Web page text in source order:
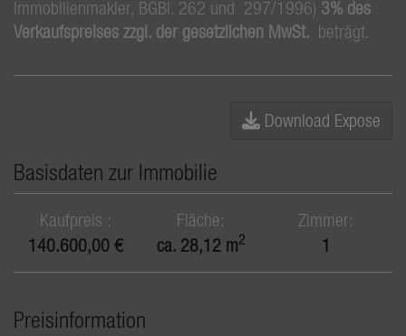
Immobilienmakler, BGBl. 262 und 297/1996) 3% des
Verkaufspreises zzgl. der gesetzlichen MwSt. beträgt.
Download Expose
Basisdaten zur Immobilie
Kaufpreis
140.600,00 €
Fläche
ca. 28,12 m2
Zimmer
1
Preisinformation